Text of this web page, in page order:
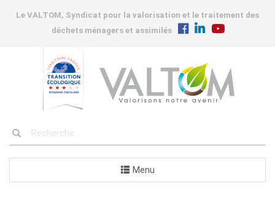
Le VALTOM, Syndicat pour la valorisation et le traitement des
déchets ménagers et assimilés
Menu